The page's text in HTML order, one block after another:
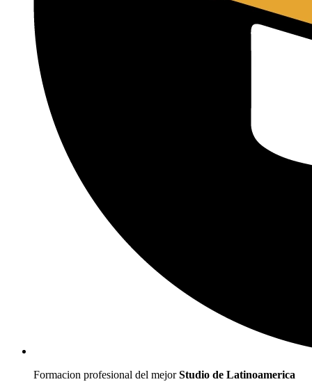
Formacion profesional del mejorStudio de Latinoamerica